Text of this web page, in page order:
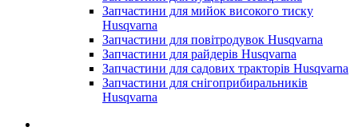
Запчастини для мийок високого тиску
Husqvarna
Запчастини для повітродувок Husqvarna
Запчастини для райдерів Husqvarna
Запчастини для садових тракторів Husqvarna
Запчастини для снігоприбиральників
Husqvarna